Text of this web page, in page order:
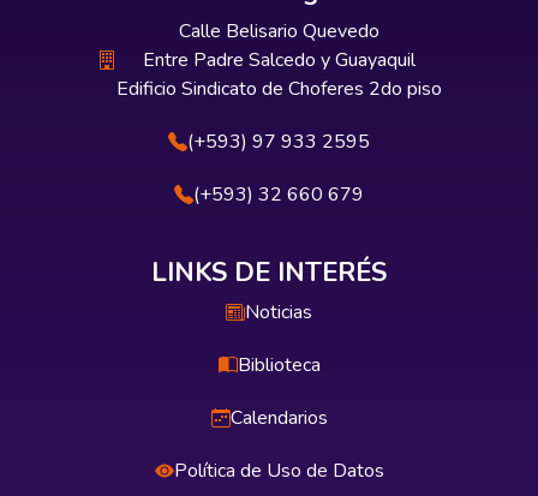
Calle Belisario Quevedo
Entre Padre Salcedo y Guayaquil
Edificio Sindicato de Choferes 2do piso
(+593) 97 933 2595
(+593) 32 660 679
LINKS DE INTERÉS
Noticias
Biblioteca
Calendarios
Política de Uso de Datos